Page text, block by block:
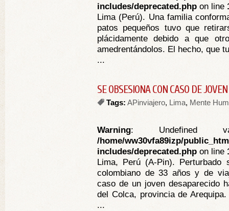
includes/deprecated.php on line
Lima (Perú). Una familia
patos pequeños tuvo que
plácidamente debido a que
amedrentándolos. El hecho, que
...
SE OBSESIONA CON CASO DE
Tags: APinviajero, Lima, Mente
Warning: Undefined
/home/ww30vfa89izp/
includes/deprecated.php on line
Lima, Perú (A-Pin). Perturbado
colombiano de 33 años y de
caso de un joven desaparecido
del Colca, provincia de
...